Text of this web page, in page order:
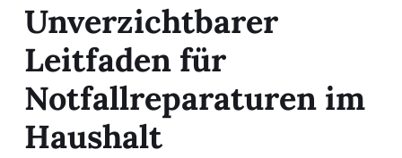
Unverzichtbarer
Leitfaden für
Notfallreparaturen im
Haushalt